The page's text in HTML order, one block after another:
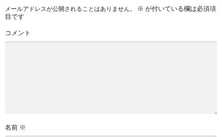
メールアドレスが公開されることはありません。 ※ が付いている欄は必須項
目です
コメント
名前 ※